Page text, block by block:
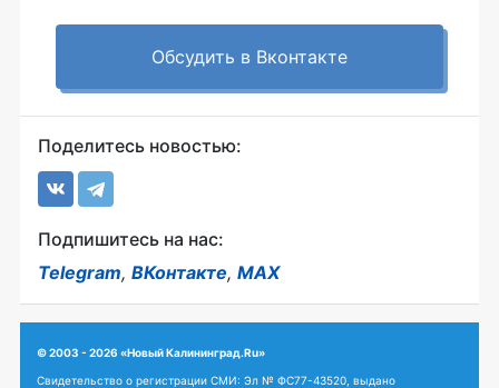
Обсудить в Вконтакте
Поделитесь новостью:
Подпишитесь на нас:
Telegram, ВКонтакте, MAX
© 2003 - 2026 «Новый Калининград.Ru»
Свидетельство о регистрации СМИ: Эл № ФС77-43520, выдано